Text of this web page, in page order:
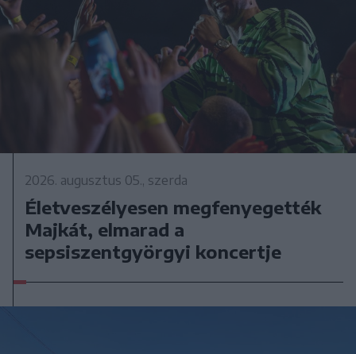
2026. augusztus 05., szerda
Életveszélyesen megfenyegették
Majkát, elmarad a
sepsiszentgyörgyi koncertje